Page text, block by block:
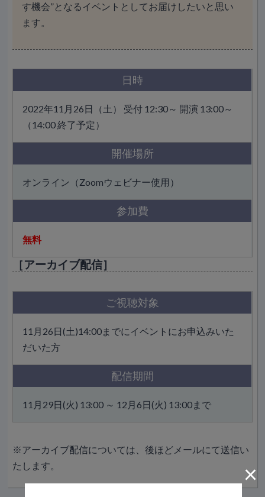
す機会”となるイベントとしてお届けしたいと思い
ます。
日時
2022年11月26日（土） 受付 12:30～ 開演 13:00～
（14:00 終了予定）
開催場所
オンライン（Zoomウェビナー使用）
参加費
無料
［アーカイブ配信］
ご視聴対象
11月26日(土)14:00までにイベントにお申込みいた
だいた方
配信期間
11月29日(火) 13:00 ～ 12月6日(火) 13:00まで
※アーカイブ配信については、後ほどメールにて送信い
たします。
×